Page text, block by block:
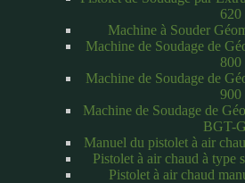
620
Machine à Souder
Machine de Soudage de
800
Machine de Soudage de
900
Machine de Soudage de
BGT-
Manuel du pistolet à air
Pistolet à air chaud à type
Pistolet à air chaud